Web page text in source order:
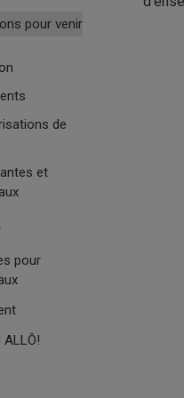
pour venir
de
et
pour
ALLÔ!